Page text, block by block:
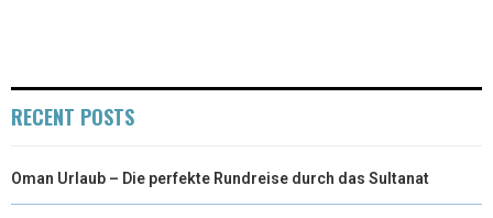
RECENT POSTS
Oman Urlaub – Die perfekte Rundreise durch das Sultanat